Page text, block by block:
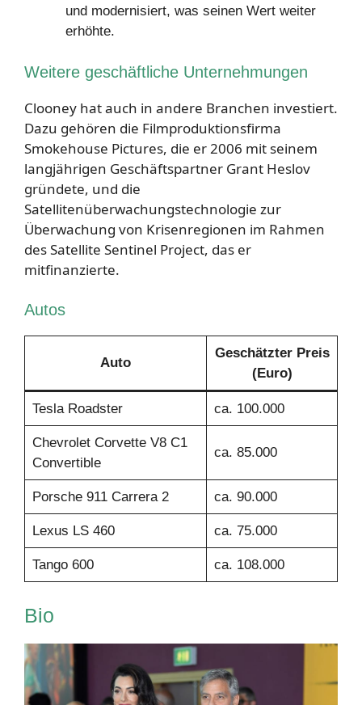
und modernisiert, was seinen Wert weiter
erhöhte.
Weitere geschäftliche Unternehmungen
Clooney hat auch in andere Branchen investiert.
Dazu gehören die Filmproduktionsfirma
Smokehouse Pictures, die er 2006 mit seinem
langjährigen Geschäftspartner Grant Heslov
gründete, und die
Satellitenüberwachungstechnologie zur
Überwachung von Krisenregionen im Rahmen
des Satellite Sentinel Project, das er
mitfinanzierte.
Autos
Auto
Geschätzter Preis
(Euro)
Tesla Roadster ca. 100.000
Chevrolet Corvette V8 C1
Convertible
ca. 85.000
Porsche 911 Carrera 2 ca. 90.000
Lexus LS 460 ca. 75.000
Tango 600 ca. 108.000
Bio